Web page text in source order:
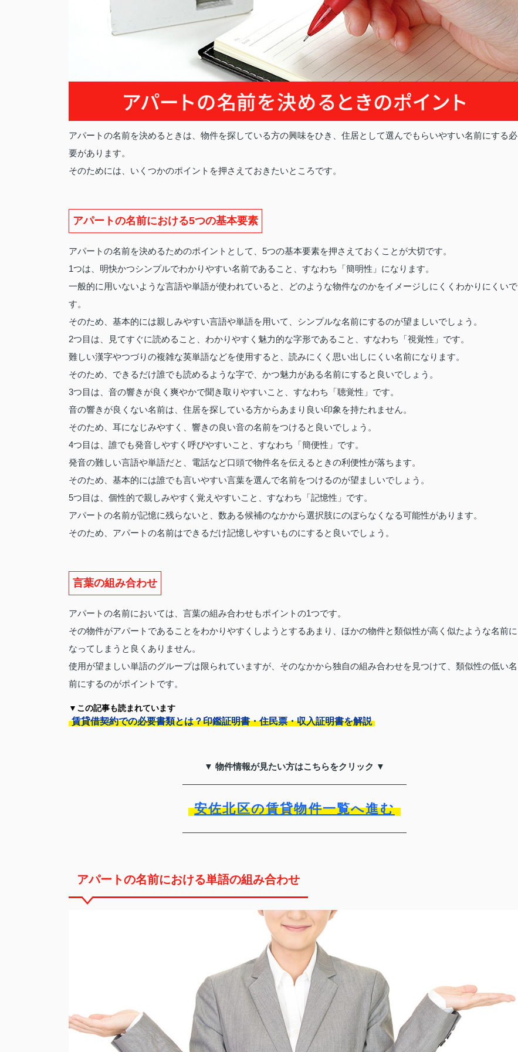
アパートの名前を決めるときは、物件を探している方の興味をひき、住居として選んでもらいやすい名前にする必
要があります。
そのためには、いくつかのポイントを押さえておきたいところです。
アパートの名前における5つの基本要素
アパートの名前を決めるためのポイントとして、5つの基本要素を押さえておくことが大切です。
1つは、明快かつシンプルでわかりやすい名前であること、すなわち「簡明性」になります。
一般的に用いないような言語や単語が使われていると、どのような物件なのかをイメージしにくくわかりにくいで
す。
そのため、基本的には親しみやすい言語や単語を用いて、シンプルな名前にするのが望ましいでしょう。
2つ目は、見てすぐに読めること、わかりやすく魅力的な字形であること、すなわち「視覚性」です。
難しい漢字やつづりの複雑な英単語などを使用すると、読みにくく思い出しにくい名前になります。
そのため、できるだけ誰でも読めるような字で、かつ魅力がある名前にすると良いでしょう。
3つ目は、音の響きが良く爽やかで聞き取りやすいこと、すなわち「聴覚性」です。
音の響きが良くない名前は、住居を探している方からあまり良い印象を持たれません。
そのため、耳になじみやすく、響きの良い音の名前をつけると良いでしょう。
4つ目は、誰でも発音しやすく呼びやすいこと、すなわち「簡便性」です。
発音の難しい言語や単語だと、電話など口頭で物件名を伝えるときの利便性が落ちます。
そのため、基本的には誰でも言いやすい言葉を選んで名前をつけるのが望ましいでしょう。
5つ目は、個性的で親しみやすく覚えやすいこと、すなわち「記憶性」です。
アパートの名前が記憶に残らないと、数ある候補のなかから選択肢にのぼらなくなる可能性があります。
そのため、アパートの名前はできるだけ記憶しやすいものにすると良いでしょう。
言葉の組み合わせ
アパートの名前においては、言葉の組み合わせもポイントの1つです。
その物件がアパートであることをわかりやすくしようとするあまり、ほかの物件と類似性が高く似たような名前に
なってしまうと良くありません。
使用が望ましい単語のグループは限られていますが、そのなかから独自の組み合わせを見つけて、類似性の低い名
前にするのがポイントです。
▼この記事も読まれています
賃貸借契約での必要書類とは？印鑑証明書・住民票・収入証明書を解説
▼ 物件情報が見たい方はこちらをクリック ▼
安佐北区の賃貸物件一覧へ進む
アパートの名前における単語の組み合わせ